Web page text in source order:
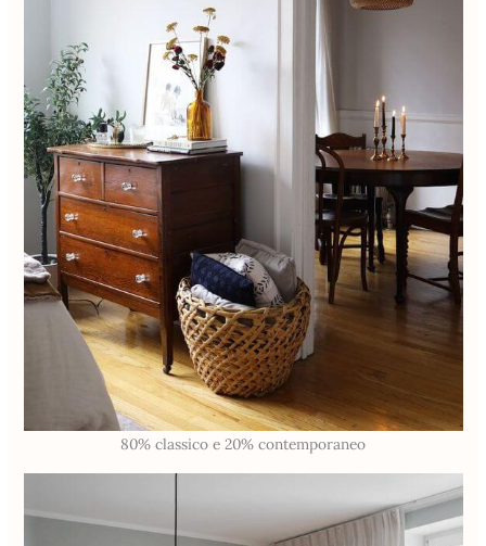
80% classico e 20% contemporaneo